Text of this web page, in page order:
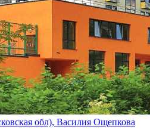
обл), Василия Ощепкова